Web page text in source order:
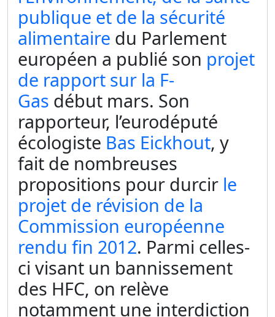
publique et de la sécurité
alimentaire du Parlement
européen a publié son projet
de rapport sur la F-
Gas début mars. Son
rapporteur, l’eurodéputé
écologiste Bas Eickhout, y
fait de nombreuses
propositions pour durcir le
projet de révision de la
Commission européenne
rendu fin 2012. Parmi celles-
ci visant un bannissement
des HFC, on relève
notamment une interdiction